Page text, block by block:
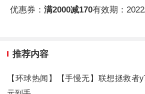
优惠券： 满2000减170有效期：
推荐内容
【环球热闻】【手慢无】联想拯救者